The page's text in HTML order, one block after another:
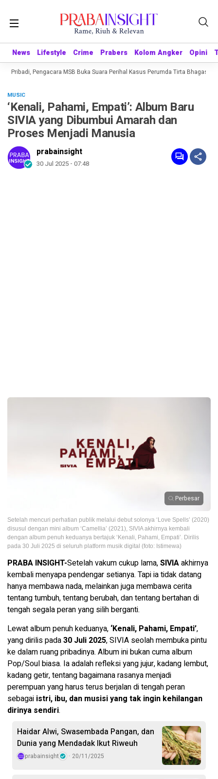
News Lifestyle Crime Prabers Kolom Angker Opini
News Lifestyle Crime Prabers Kolom Angker Opini
Pribadi, Pengacara MSB Buka Suara Perihal Kasus Perumda Tirta Bhagasasi
MUSIC
‘Kenali, Pahami, Empati’: Album Baru
SIVIA yang Dibumbui Amarah dan
Proses Menjadi Manusia
prabainsight
30 Jul 2025 - 07:48
Perbesar
Setelah mencuri perhatian publik melalui debut solonya ‘Love Spells’ (2020)
disusul dengan mini album ‘Camellia’ (2021), SIVIA akhirnya kembali
dengan album penuh keduanya bertajuk ‘Kenali, Pahami, Empati’. Dirilis
pada 30 Juli 2025 di seluruh platform musik digital (foto: Istimewa)
PRABA INSIGHT-Setelah vakum cukup lama,SIVIAakhirnya
kembali menyapa pendengar setianya. Tapi ia tidak datang
hanya membawa nada, melainkan juga membawa cerita
tentang tumbuh, tentang berubah, dan tentang bertahan di
tengah segala peran yang silih berganti.
Lewat album penuh keduanya, ‘Kenali, Pahami, Empati’,
yang dirilis pada30 Juli 2025, SIVIA seolah membuka pintu
ke dalam ruang pribadinya. Album ini bukan cuma album
Pop/Soul biasa. Ia adalah refleksi yang jujur, kadang lembut,
kadang getir, tentang bagaimana rasanya menjadi
perempuan yang harus terus berjalan di tengah peran
sebagai istri, ibu, dan musisi yang tak ingin kehilangan
dirinya sendiri.
Haidar Alwi, Swasembada Pangan, dan
Dunia yang Mendadak Ikut Riweuh
prabainsight 20/11/2025